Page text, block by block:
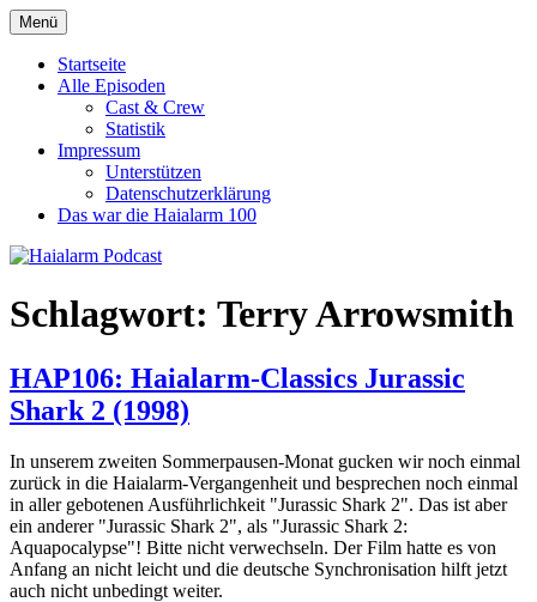
Zum
Inhalt
springen
Haialarm Podcast
Benni und Jörn sprechen über Haifilme
Menü
Startseite
Alle Episoden
Cast & Crew
Statistik
Impressum
Unterstützen
Datenschutzerklärung
Das war die Haialarm 100
Schlagwort: Terry Arrowsmith
HAP106: Haialarm-Classics Jurassic
Shark 2 (1998)
In unserem zweiten Sommerpausen-Monat gucken wir noch einmal
zurück in die Haialarm-Vergangenheit und besprechen noch einmal
in aller gebotenen Ausführlichkeit "Jurassic Shark 2". Das ist aber
ein anderer "Jurassic Shark 2", als "Jurassic Shark 2:
Aquapocalypse"! Bitte nicht verwechseln. Der Film hatte es von
Anfang an nicht leicht und die deutsche Synchronisation hilft jetzt
auch nicht unbedingt weiter.